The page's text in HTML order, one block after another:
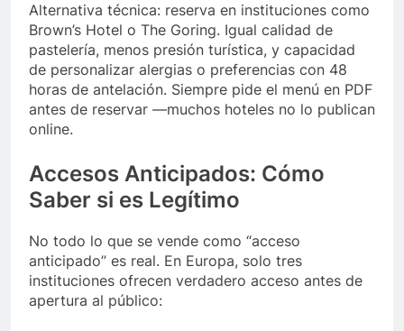
Alternativa técnica: reserva en instituciones como
Brown’s Hotel o The Goring. Igual calidad de
pastelería, menos presión turística, y capacidad
de personalizar alergias o preferencias con 48
horas de antelación. Siempre pide el menú en PDF
antes de reservar —muchos hoteles no lo publican
online.
Accesos Anticipados: Cómo
Saber si es Legítimo
No todo lo que se vende como “acceso
anticipado” es real. En Europa, solo tres
instituciones ofrecen verdadero acceso antes de
apertura al público: